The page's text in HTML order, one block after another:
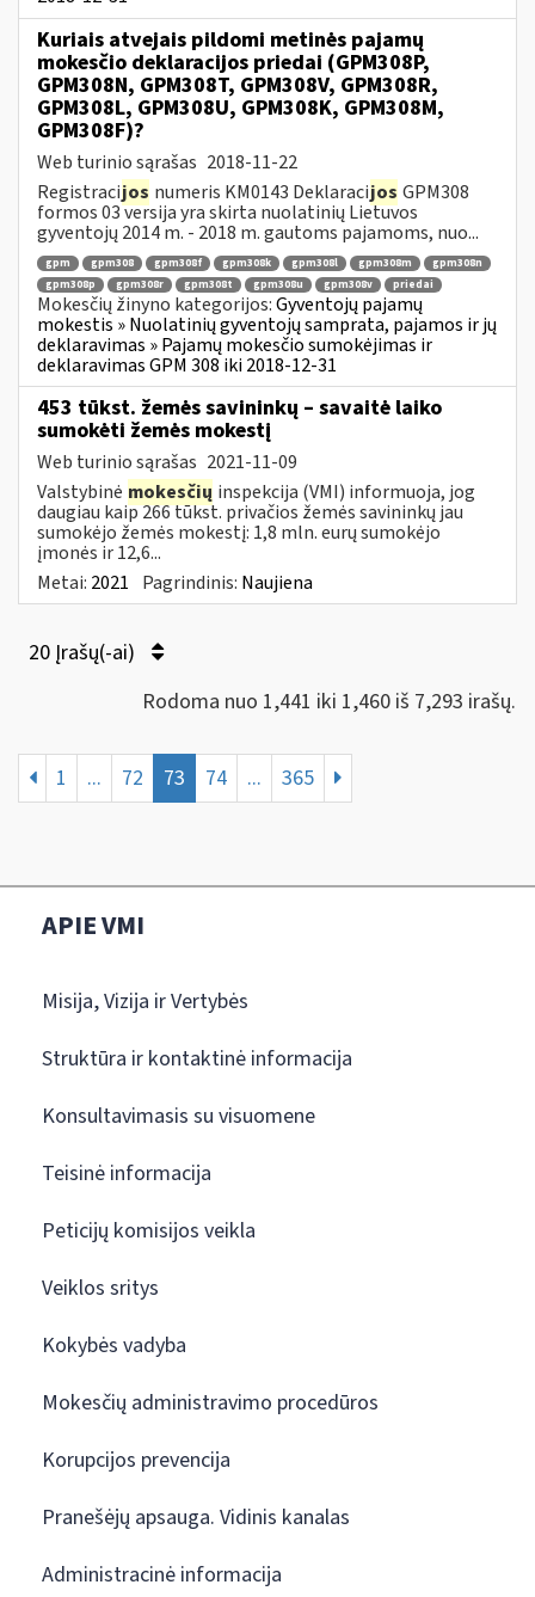
Kuriais atvejais pildomi metinės pajamų
mokesčio deklaracijos priedai (GPM308P,
GPM308N, GPM308T, GPM308V, GPM308R,
GPM308L, GPM308U, GPM308K, GPM308M,
GPM308F)?
Web turinio sąrašas 2018-11-22
Registracijos numeris KM0143 Deklaracijos GPM308
formos 03 versija yra skirta nuolatinių Lietuvos
gyventojų 2014 m. - 2018 m. gautoms pajamoms, nuo...
gpm gpm308 gpm308f gpm308k gpm308l gpm308m
gpm308n
gpm308p
gpm308r gpm308t gpm308u gpm308v priedai
Mokesčių žinyno kategorijos:Gyventojų pajamų
mokestis » Nuolatinių gyventojų samprata, pajamos ir jų
deklaravimas » Pajamų mokesčio sumokėjimas ir
deklaravimas GPM 308 iki 2018-12-31
453 tūkst. žemės savininkų – savaitė laiko
sumokėti žemės mokestį
Web turinio sąrašas 2021-11-09
Valstybinė mokesčių inspekcija (VMI) informuoja, jog
daugiau kaip 266 tūkst. privačios žemės savininkų jau
sumokėjo žemės mokestį: 1,8 mln. eurų sumokėjo
įmonės ir 12,6...
Metai: 2021 Pagrindinis: Naujiena
20 Įrašų(-ai)
Rodoma nuo 1,441 iki 1,460 iš 7,293 irašų.
1 ... 72 73 74 ... 365
APIE VMI
Misija, Vizija ir Vertybės
Struktūra ir kontaktinė informacija
Konsultavimasis su visuomene
Teisinė informacija
Peticijų komisijos veikla
Veiklos sritys
Kokybės vadyba
Mokesčių administravimo procedūros
Korupcijos prevencija
Pranešėjų apsauga. Vidinis kanalas
Administracinė informacija